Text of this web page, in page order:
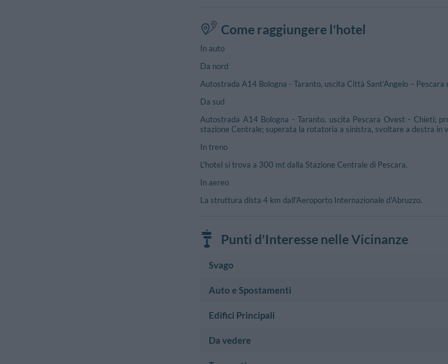
Come raggiungere l'hotel
In auto
Da nord
Autostrada A14 Bologna - Taranto, uscita Città Sant’Angelo –
Da sud
Autostrada A14 Bologna - Taranto, uscita Pescara Ovest - Chieti;
stazione Centrale; superata la rotatoria a sinistra, svoltare a destra in
In treno
L'hotel si trova a 300 mt dalla Stazione Centrale di Pescara.
In aereo
La struttura dista 4 km dall'Aeroporto Internazionale d'Abruzzo.
Punti d'Interesse nelle Vicinanze
Svago
Cinema
Via Lanciano, 9 - Pescara
Via Caduta Del Forte - Pescara
Teatro
Auto e Spostamenti
Autonoleggio
Viale Giovanni Bovio, 45 - Pescara
Edifici Principali
Municipio
Da vedere